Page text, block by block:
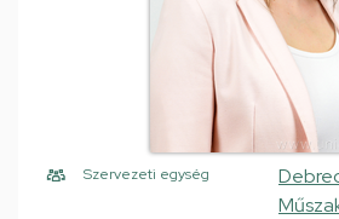
Szervezeti egység